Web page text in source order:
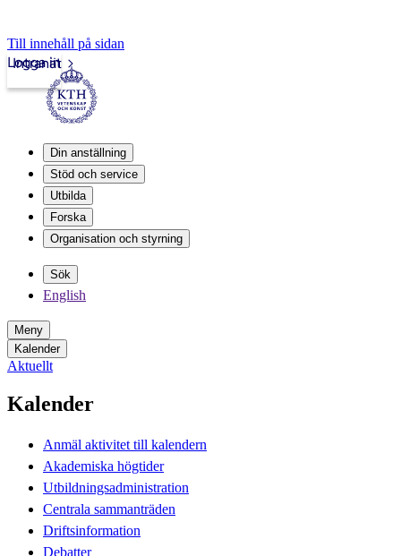
Till innehåll på sidan
Intranät
Logga in
Din anställning
Stöd och service
Utbilda
Forska
Organisation och styrning
Sök
English
Meny
Kalender
Aktuellt
Kalender
Anmäl aktivitet till kalendern
Akademiska högtider
Utbildningsadministration
Centrala sammanträden
Driftsinformation
Debatter